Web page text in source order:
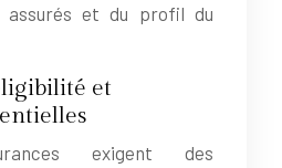
assurés et du profil du
et
exigent des